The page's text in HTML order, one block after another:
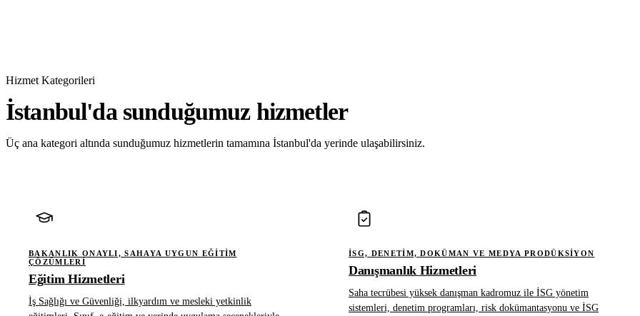
Hizmet Kategorileri
İstanbul'da sunduğumuz hizmetler
Üç ana kategori altında sunduğumuz hizmetlerin tamamına İstanbul'da yerinde ulaşabilirsiniz.
BAKANLIK ONAYLI, SAHAYA UYGUN EĞITIM
ÇÖZÜMLERI
Eğitim Hizmetleri
İş Sağlığı ve Güvenliği, ilkyardım ve mesleki yetkinlik
İSG, DENETIM, DOKÜMAN VE MEDYA PRODÜKSIYON
Danışmanlık Hizmetleri
Saha tecrübesi yüksek danışman kadromuz ile İSG yönetim
sistemleri, denetim programları, risk dokümantasyonu ve İSG